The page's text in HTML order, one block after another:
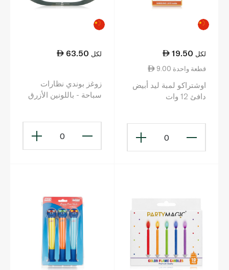
19.50 لكل
9.00 قطعة واحدة
اوشتراكو لمبة ليد أبيض
دافئ 12 وات
0
63.50 لكل
زوغز بوندي نظارات
سباحة - باللونين الأزرق
0